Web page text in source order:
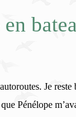
Je
Pénélope